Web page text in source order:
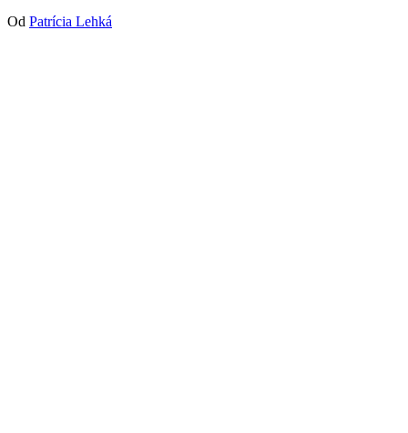
Od Patrícia Lehká